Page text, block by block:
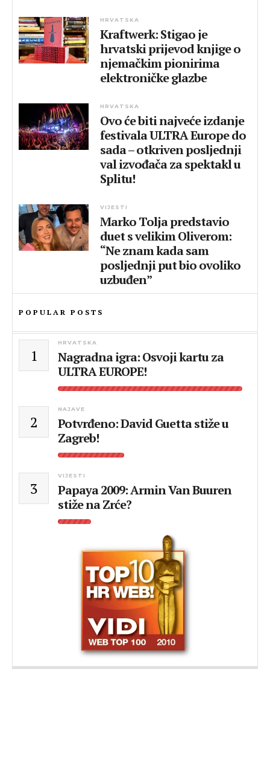
HRVATSKA
Kraftwerk: Stigao je
hrvatski prijevod knjige o
njemačkim pionirima
elektroničke glazbe
HRVATSKA
Ovo će biti najveće izdanje
festivala ULTRA Europe do
sada – otkriven posljednji
val izvođača za spektakl u
Splitu!
VIJESTI
Marko Tolja predstavio
duet s velikim Oliverom:
“Ne znam kada sam
posljednji put bio ovoliko
uzbuđen”
POPULAR POSTS
1
HRVATSKA
Nagradna igra: Osvoji kartu za
ULTRA EUROPE!
2
NAJAVE
Potvrđeno: David Guetta stiže u
Zagreb!
3
VIJESTI
Papaya 2009: Armin Van Buuren
stiže na Zrće?